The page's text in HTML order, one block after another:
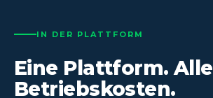
IN DER PLATTFORM
Eine Plattform. Alle
Betriebskosten.